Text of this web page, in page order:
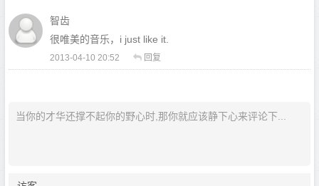
智齿
很唯美的音乐，i just like it.
2013-04-10 20:52 回复